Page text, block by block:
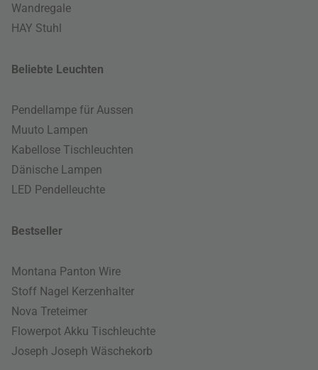
Wandregale
HAY Stuhl
Beliebte Leuchten
Pendellampe für Aussen
Muuto Lampen
Kabellose Tischleuchten
Dänische Lampen
LED Pendelleuchte
Bestseller
Montana Panton Wire
Stoff Nagel Kerzenhalter
Nova Treteimer
Flowerpot Akku Tischleuchte
Joseph Joseph Wäschekorb